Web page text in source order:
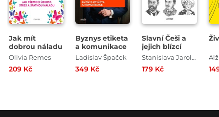
Jak mít
dobrou náladu
Olivia Remes
209 Kč
Byznys etiketa
a komunikace
Ladislav Špaček
349 Kč
Slavní Češi a
jejich blízcí
Stanislava Jarolímková
179 Kč